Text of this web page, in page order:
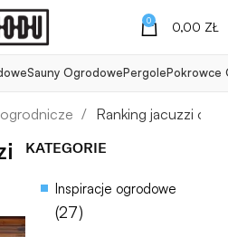
0 0,00 ZŁ
Sauny OgrodowePergolePokrowce
Ranking jacuzzi
KATEGORIE
Inspiracje ogrodowe
(27)